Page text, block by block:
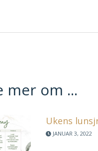
mer om ...
Ukens
JANUAR 3, 2022